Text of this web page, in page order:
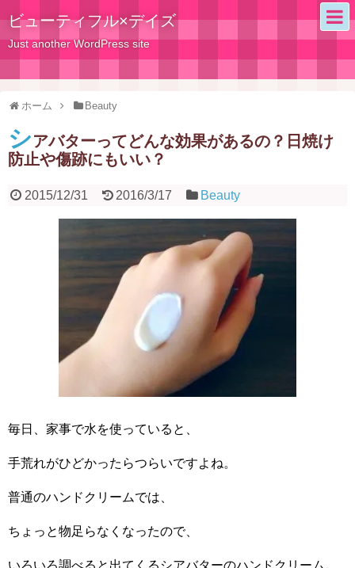
ビューティフル×デイズ
Just another WordPress site
ホーム Beauty
シアバターってどんな効果があるの？日焼け
防止や傷跡にもいい？
2015/12/31 2016/3/17 Beauty
毎日、家事で水を使っていると、
手荒れがひどかったらつらいですよね。
普通のハンドクリームでは、
ちょっと物足らなくなったので、
いろいろ調べると出てくるシアバターのハンドクリーム。